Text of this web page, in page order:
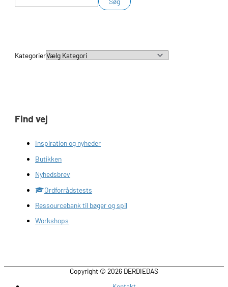
Kategorier
Find vej
Inspiration og nyheder
Butikken
Nyhedsbrev
Ordforrådstests
Ressourcebank til bøger og spil
Workshops
Copyright © 2026 DERDIEDAS